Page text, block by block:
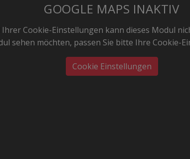
GOOGLE MAPS INAKTIV
Cookie-Einstellungen kann dieses Modul
sehen möchten, passen Sie bitte Ihre Cookie-
Cookie Einstellungen